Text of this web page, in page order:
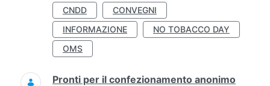
CNDD
CONVEGNI
INFORMAZIONE
NO TOBACCO DAY
OMS
Pronti per il confezionamento anonimo